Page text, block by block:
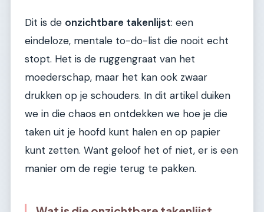
Dit is de onzichtbare takenlijst: een
eindeloze, mentale to-do-list die nooit echt
stopt. Het is de ruggengraat van het
moederschap, maar het kan ook zwaar
drukken op je schouders. In dit artikel duiken
we in die chaos en ontdekken we hoe je die
taken uit je hoofd kunt halen en op papier
kunt zetten. Want geloof het of niet, er is een
manier om de regie terug te pakken.